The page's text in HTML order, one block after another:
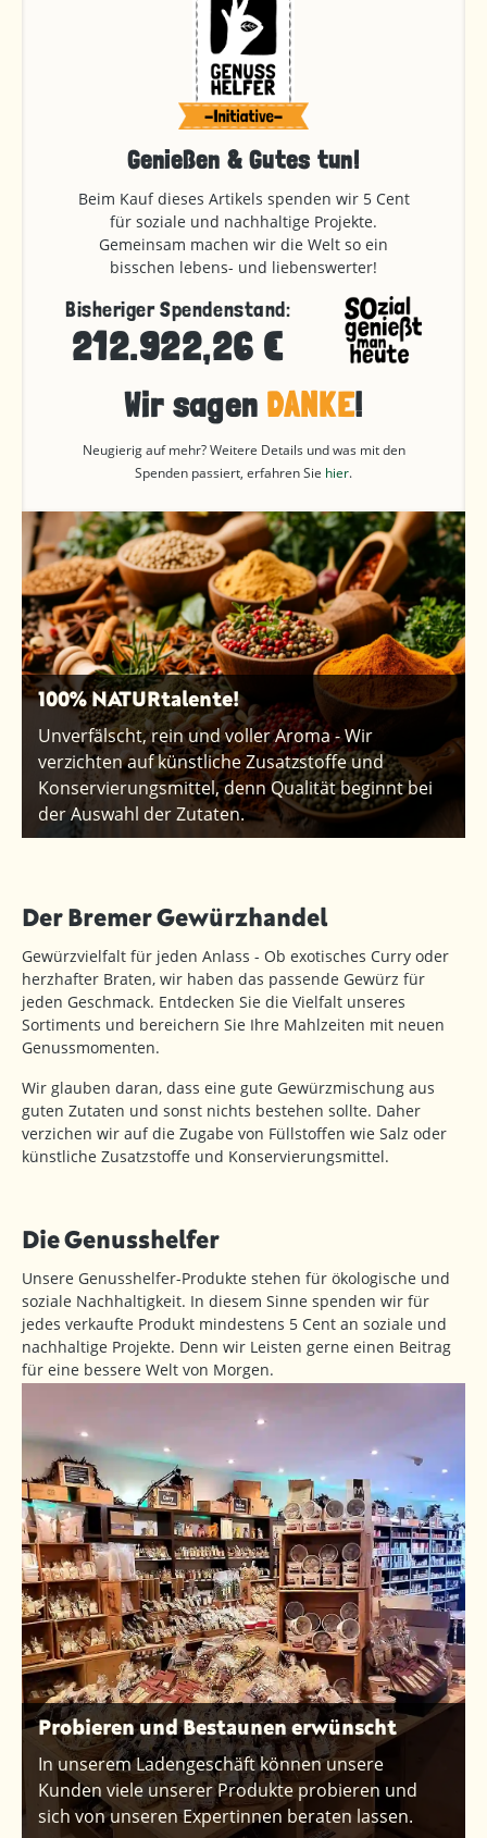
Genießen & Gutes tun!
Beim Kauf dieses Artikels spenden wir 5 Cent
für soziale und nachhaltige Projekte.
Gemeinsam machen wir die Welt so ein
bisschen lebens- und liebenswerter!
Bisheriger Spendenstand:
212.922,26 €
Wir sagen DANKE!
Neugierig auf mehr? Weitere Details und was mit den
Spenden passiert, erfahren Sie hier.
100% NATURtalente!
Unverfälscht, rein und voller Aroma - Wir
verzichten auf künstliche Zusatzstoffe und
Konservierungsmittel, denn Qualität beginnt bei
der Auswahl der Zutaten.
Der Bremer Gewürzhandel
Gewürzvielfalt für jeden Anlass - Ob exotisches Curry oder
herzhafter Braten, wir haben das passende Gewürz für
jeden Geschmack. Entdecken Sie die Vielfalt unseres
Sortiments und bereichern Sie Ihre Mahlzeiten mit neuen
Genussmomenten.
Wir glauben daran, dass eine gute Gewürzmischung aus
guten Zutaten und sonst nichts bestehen sollte. Daher
verzichen wir auf die Zugabe von Füllstoffen wie Salz oder
künstliche Zusatzstoffe und Konservierungsmittel.
Die Genusshelfer
Unsere Genusshelfer-Produkte stehen für ökologische und
soziale Nachhaltigkeit. In diesem Sinne spenden wir für
jedes verkaufte Produkt mindestens 5 Cent an soziale und
nachhaltige Projekte. Denn wir Leisten gerne einen Beitrag
für eine bessere Welt von Morgen.
Probieren und Bestaunen erwünscht
In unserem Ladengeschäft können unsere
Kunden viele unserer Produkte probieren und
sich von unseren Expertinnen beraten lassen.